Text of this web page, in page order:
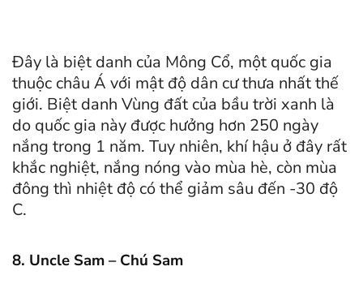
Đây là biệt danh của Mông Cổ, một quốc gia
thuộc châu Á với mật độ dân cư thưa nhất thế
giới. Biệt danh Vùng đất của bầu trời xanh là
do quốc gia này được hưởng hơn 250 ngày
nắng trong 1 năm. Tuy nhiên, khí hậu ở đây rất
khắc nghiệt, nắng nóng vào mùa hè, còn mùa
đông thì nhiệt độ có thể giảm sâu đến -30 độ
C.
8. Uncle Sam – Chú Sam